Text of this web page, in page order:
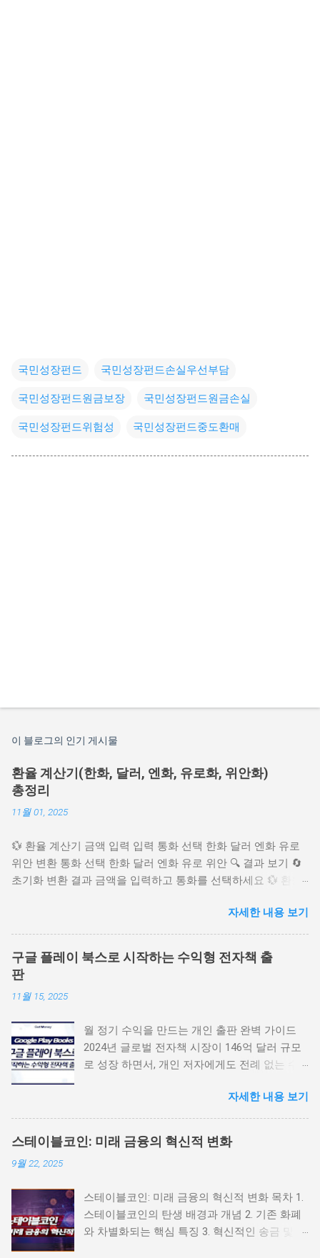
국민성장펀드 국민성장펀드손실우선부담
국민성장펀드원금보장 국민성장펀드원금손실
국민성장펀드위험성 국민성장펀드중도환매
이 블로그의 인기 게시물
환율 계산기(한화, 달러, 엔화, 유로화, 위안화)
총정리
11월 01, 2025
💱 환율 계산기 금액 입력 입력 통화 선택 한화 달러 엔화 유로
위안 변환 통화 선택 한화 달러 엔화 유로 위안 🔍 결과 보기 🔄
초기화 변환 결과 금액을 입력하고 통화를 선택하세요 💱 환율
자세한 내용 보기
구글 플레이 북스로 시작하는 수익형 전자책 출
판
11월 15, 2025
월 정기 수익을 만드는 개인 출판 완벽 가이드
2024년 글로벌 전자책 시장이 146억 달러 규모
로 성장 하면서, 개인 저자에게도 전례 없는 수
는 52%의 수익률 을 제공하며, 복잡한 유통망이
나 높은 초기 비용 없이도 전 세계 독자에게 직
접 판매할 수 있는 강력한 플랫폼입니다. 이 가
이드는 단순한 출판 방법이 아닌, 지속 가능한
러분의 지식과 경험을 진짜 돈으로 바꾸는 구체
적인 방법을 알려드립니다. 📋 수익형 출판 로드
맵 수익형 콘텐츠 준비: 성공의 시작 파트너 센
자세한 내용 보기
스테이블코인: 미래 금융의 혁신적 변화
9월 22, 2025
스테이블코인: 미래 금융의 혁신적 변화 목차 1.
스테이블코인의 탄생 배경과 개념 2. 기존 화폐
와 차별화되는 핵심 특징 3. 혁신적인 송금 및 결